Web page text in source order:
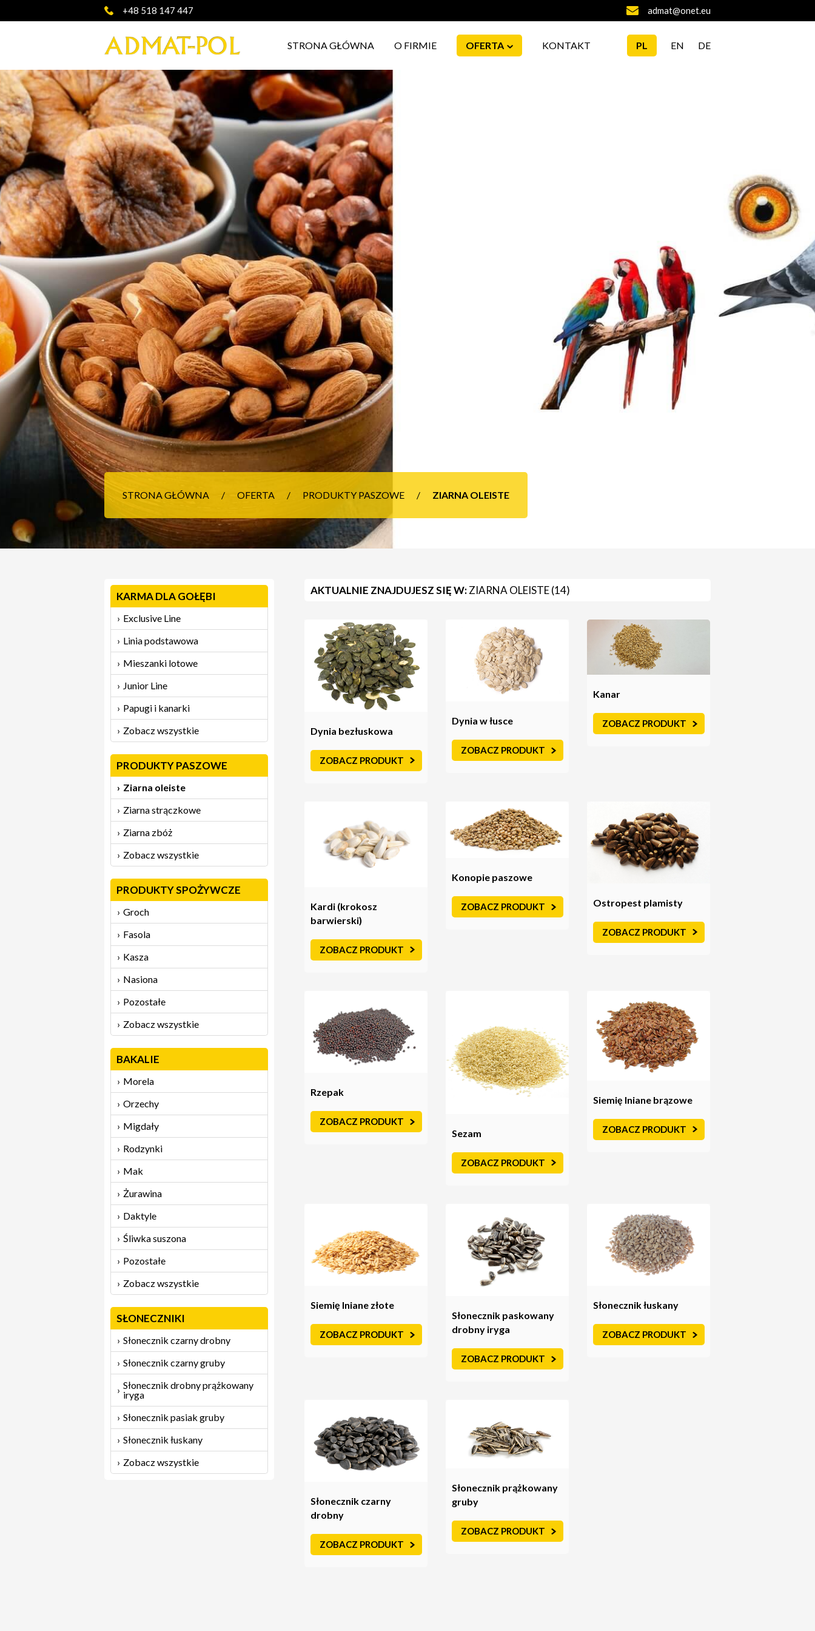
+48 518 147 447 admat@onet.eu
STRONA GŁÓWNA O FIRMIE OFERTA KONTAKT PL EN DE
STRONA GŁÓWNA OFERTA PRODUKTY PASZOWE ZIARNA OLEISTE
KARMA DLA GOŁĘBI
Exclusive Line
Linia podstawowa
Mieszanki lotowe
Junior Line
Papugi i kanarki
Zobacz wszystkie
PRODUKTY PASZOWE
Ziarna oleiste
Ziarna strączkowe
Ziarna zbóż
Zobacz wszystkie
PRODUKTY SPOŻYWCZE
Groch
Fasola
Kasza
Nasiona
Pozostałe
Zobacz wszystkie
BAKALIE
Morela
Orzechy
Migdały
Rodzynki
Mak
Żurawina
Daktyle
Śliwka suszona
Pozostałe
Zobacz wszystkie
SŁONECZNIKI
Słonecznik czarny drobny
Słonecznik czarny gruby
Słonecznik drobny prążkowany
iryga
Słonecznik pasiak gruby
Słonecznik łuskany
Zobacz wszystkie
AKTUALNIE ZNAJDUJESZ SIĘ W:ZIARNA OLEISTE (14)
Dynia bezłuskowa
ZOBACZ PRODUKT
Dynia w łusce
ZOBACZ PRODUKT
Kanar
ZOBACZ PRODUKT
Kardi (krokosz
barwierski)
ZOBACZ PRODUKT
Konopie paszowe
ZOBACZ PRODUKT Ostropest plamisty
ZOBACZ PRODUKT
Rzepak
ZOBACZ PRODUKT
Sezam
ZOBACZ PRODUKT
Siemię lniane brązowe
ZOBACZ PRODUKT
Siemię lniane złote
ZOBACZ PRODUKT
Słonecznik paskowany
drobny iryga
ZOBACZ PRODUKT
Słonecznik łuskany
ZOBACZ PRODUKT
Słonecznik czarny
drobny
ZOBACZ PRODUKT
Słonecznik prążkowany
gruby
ZOBACZ PRODUKT